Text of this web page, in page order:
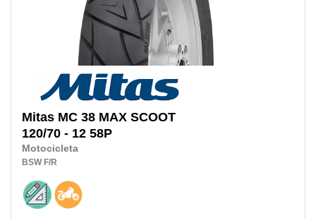
Mitas MC 38 MAX SCOOT
120/70 - 12 58P
Motocicleta
BSW F/R